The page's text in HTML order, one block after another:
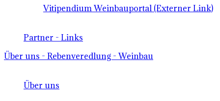
Vitipendium Weinbauportal (Externer Link)
Partner - Links
Über uns - Rebenveredlung - Weinbau
Über uns